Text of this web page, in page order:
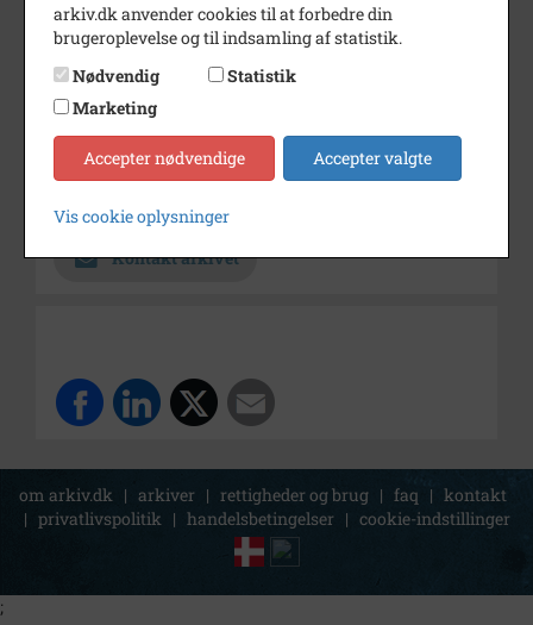
Beskrivelse
Ukendt kvinde.
Bemærkning
Fundet på arkivloft.
Periode
Fotograf
Ukendt
Arkiv
Holbæk-Arkiverne / Tølløse
Kontakt arkivet
om arkiv.dk | arkiver | rettigheder og brug | faq | kontakt
| privatlivspolitik | handelsbetingelser | cookie-indstillinger
arkiv.dk anvender cookies til at forbedre din
brugeroplevelse og til indsamling af statistik.
Nødvendig
Statistik
Marketing
Accepter nødvendige Accepter valgte
Vis cookie oplysninger
;